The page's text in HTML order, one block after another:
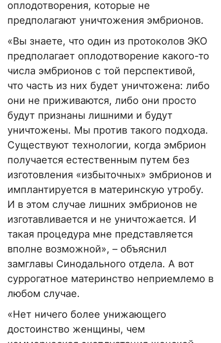
оплодотворения, которые не
предполагают уничтожения эмбрионов.
«Вы знаете, что один из протоколов ЭКО
предполагает оплодотворение какого-то
числа эмбрионов с той перспективой,
что часть из них будет уничтожена: либо
они не приживаются, либо они просто
будут признаны лишними и будут
уничтожены. Мы против такого подхода.
Существуют технологии, когда эмбрион
получается естественным путем без
изготовления «избыточных» эмбрионов и
имплантируется в материнскую утробу.
И в этом случае лишних эмбрионов не
изготавливается и не уничтожается. И
такая процедура мне представляется
вполне возможной», – объяснил
замглавы Синодального отдела. А вот
суррогатное материнство неприемлемо в
любом случае.
«Нет ничего более унижающего
достоинство женщины, чем